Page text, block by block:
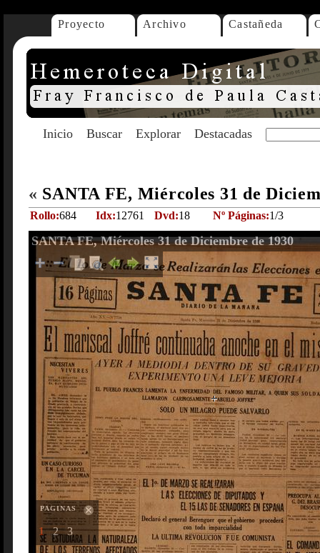
Proyecto Archivo Castañeda
Inicio Buscar Explorar Destacadas
« SANTA FE, Miércoles 31 de
Rollo:684 Idx:12761 Dvd:18 Nº Páginas:1/3
SANTA FE, Miércoles 31 de Diciembre de 1930
PAGINAS
1 2 3